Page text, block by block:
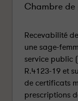
Chambre de
Recevabilité
une sage-
service public
R.4123-19 et
de certificats
prescriptions